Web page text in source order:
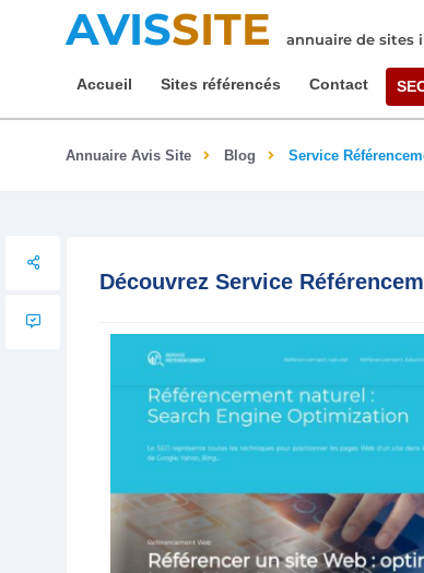
AVISSITE annuaire de sites
Accueil Sites référencés Contact
Annuaire Avis Site Blog Service
Découvrez Service